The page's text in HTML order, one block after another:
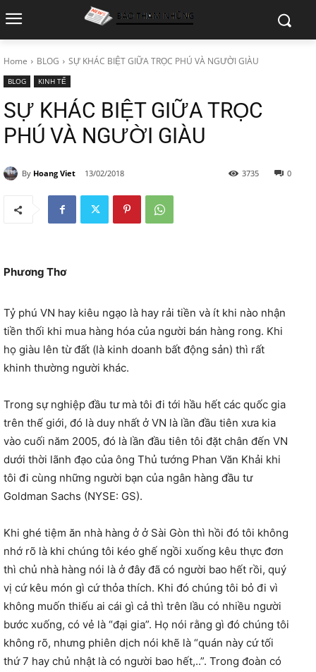
Home BLOG SỰ KHÁC BIỆT GIỮA TRỌC PHÚ VÀ NGƯỜI GIÀU
BLOG KINH TẾ
SỰ KHÁC BIỆT GIỮA TRỌC
PHÚ VÀ NGƯỜI GIÀU
By Hoang Viet 13/02/2018 0
3735
Phương Thơ
Tỷ phú VN hay kiêu ngạo là hay rải tiền và ít khi nào nhận
tiền thối khi mua hàng hóa của người bán hàng rong. Khi
họ giàu lên từ đất (là kinh doanh bất động sản) thì rất
khinh thường người khác.
Trong sự nghiệp đầu tư mà tôi đi tới hầu hết các quốc gia
trên thế giới, đó là duy nhất ở VN là lần đầu tiên xưa kia
vào cuối năm 2005, đó là lần đầu tiên tôi đặt chân đến VN
dưới thời lãnh đạo của ông Thủ tướng Phan Văn Khải khi
tôi đi cùng những người bạn của ngân hàng đầu tư
Goldman Sachs (NYSE: GS).
Khi ghé tiệm ăn nhà hàng ở ở Sài Gòn thì hồi đó tôi không
nhớ rõ là khi chúng tôi kéo ghế ngồi xuống kêu thực đơn
thì chủ nhà hàng nói là ở đây đã có người bao hết rồi, quý
vị cứ kêu món gì cứ thỏa thích. Khi đó chúng tôi bỏ đi vì
không muốn thiếu ai cái gì cả thì trên lầu có nhiều người
bước xuống, có vẻ là “đại gia”. Họ nói rằng gì đó chúng tôi
không rõ, nhưng phiên dịch nói khẽ là “quán này cứ tối
thứ 7 hay chủ nhật là có người bao hết,..”. Trong đoàn có